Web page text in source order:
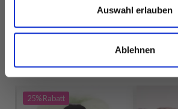
Auswahl erlauben
Ablehnen
25%Rabatt